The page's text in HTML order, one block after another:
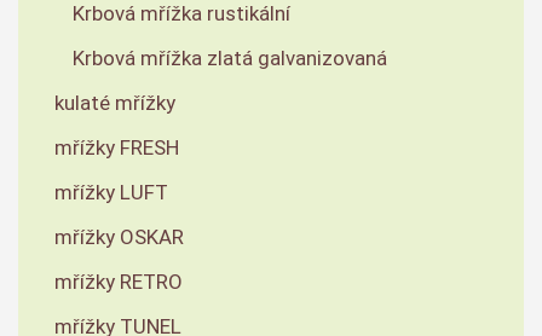
Krbová mřížka rustikální
Krbová mřížka zlatá galvanizovaná
kulaté mřížky
mřížky FRESH
mřížky LUFT
mřížky OSKAR
mřížky RETRO
mřížky TUNEL